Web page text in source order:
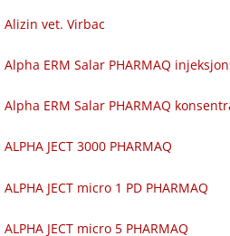
Alizin vet. Virbac
Alpha ERM Salar PHARMAQ
Alpha ERM Salar PHARMAQ
ALPHA JECT 3000 PHARMAQ
ALPHA JECT micro 1 PD PHARMAQ
ALPHA JECT micro 5 PHARMAQ